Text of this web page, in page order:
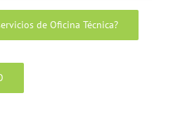
de Oficina Técnica?